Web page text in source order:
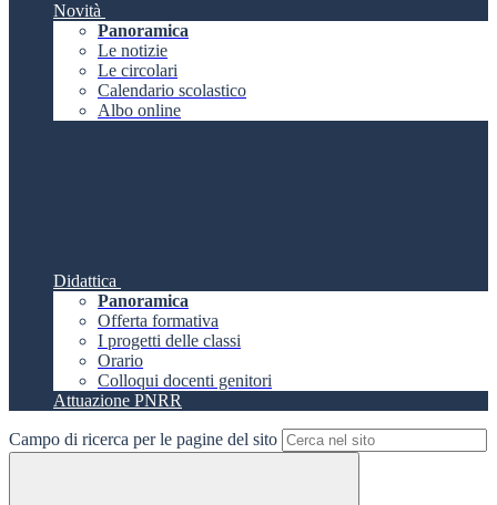
Novità
Panoramica
Le notizie
Le circolari
Calendario scolastico
Albo online
Didattica
Panoramica
Offerta formativa
I progetti delle classi
Orario
Colloqui docenti genitori
Attuazione PNRR
Campo di ricerca per le pagine del sito